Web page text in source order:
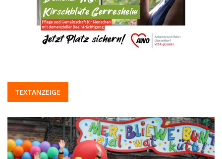
TEXTANZEIGE